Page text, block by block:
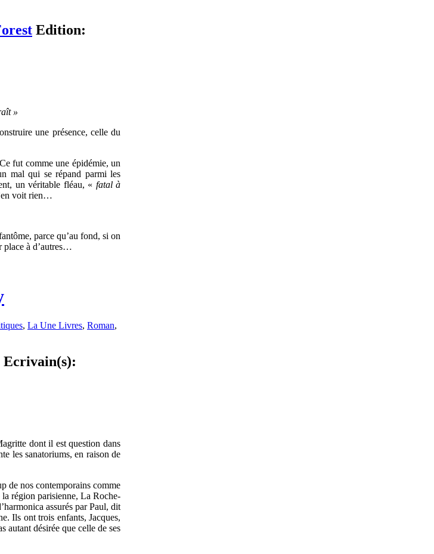
Edition:
»
une présence, celle du
fut comme une épidémie, un
mal qui se répand parmi les
un véritable fléau, « fatal à
voit rien…
parce qu’au fond, si on
place à d’autres…
, La Une Livres, Roman,
Ecrivain(s):
dont il est question dans
les sanatoriums, en raison de
de nos contemporains comme
la région parisienne, La Roche-
assurés par Paul, dit
Ils ont trois enfants, Jacques,
autant désirée que celle de ses